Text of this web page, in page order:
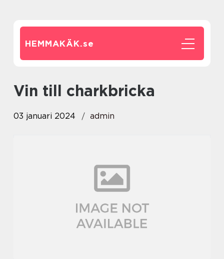
HEMMAKÄK.se
vin till charkbricka
03 januari 2024 admin